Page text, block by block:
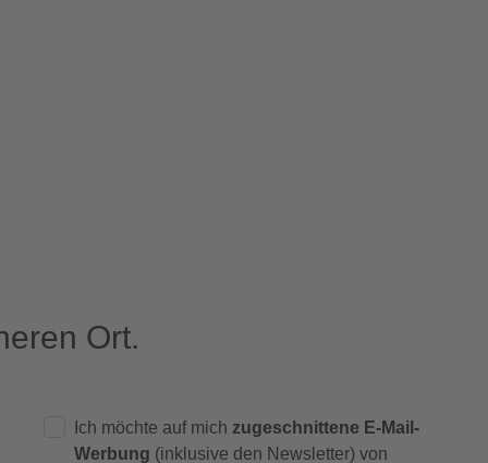
Ort.
Ich möchte auf mich zugeschnittene E-Mail-
Werbung (inklusive den Newsletter) von